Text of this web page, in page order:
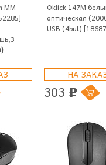
MM-
Oklick 147M
оптическая
USB (4but)
НА
303 p